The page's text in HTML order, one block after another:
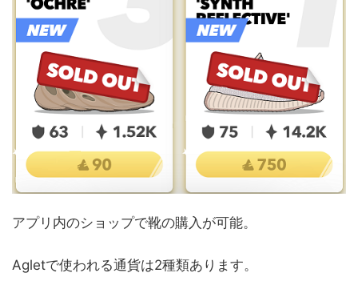
アプリ内のショップで靴の購入が可能。
Agletで使われる通貨は2種類あります。